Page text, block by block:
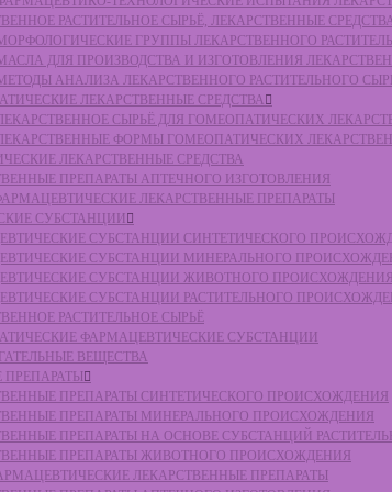
РАСТИТЕЛЬНОЕ СЫРЬЁ, ЛЕКАРСТВЕННЫЕ
МОРФОЛОГИЧЕСКИЕ ГРУППЫ ЛЕКАРСТВЕННОГО
МАСЛА ДЛЯ ПРОИЗВОДСТВА И ИЗГОТОВЛЕНИЯ
МЕТОДЫ АНАЛИЗА ЛЕКАРСТВЕННОГО РАСТИТЕЛЬНОГО
ЛЕКАРСТВЕННЫЕ СРЕДСТВА
ЛЕКАРСТВЕННОЕ СЫРЬЁ ДЛЯ ГОМЕОПАТИЧЕСКИХ
ЛЕКАРСТВЕННЫЕ ФОРМЫ ГОМЕОПАТИЧЕСКИХ
ЛЕКАРСТВЕННЫЕ СРЕДСТВА
ПРЕПАРАТЫ АПТЕЧНОГО ИЗГОТОВЛЕНИЯ
ЛЕКАРСТВЕННЫЕ ПРЕПАРАТЫ
СУБСТАНЦИИ
СУБСТАНЦИИ СИНТЕТИЧЕСКОГО
СУБСТАНЦИИ МИНЕРАЛЬНОГО
СУБСТАНЦИИ ЖИВОТНОГО ПРОИСХОЖДЕНИЯ
СУБСТАНЦИИ РАСТИТЕЛЬНОГО
РАСТИТЕЛЬНОЕ СЫРЬЁ
ФАРМАЦЕВТИЧЕСКИЕ СУБСТАНЦИИ
ВЕЩЕСТВА
ПРЕПАРАТЫ
ПРЕПАРАТЫ СИНТЕТИЧЕСКОГО ПРОИСХОЖДЕНИЯ
ПРЕПАРАТЫ МИНЕРАЛЬНОГО ПРОИСХОЖДЕНИЯ
ПРЕПАРАТЫ НА ОСНОВЕ СУБСТАНЦИЙ
ПРЕПАРАТЫ ЖИВОТНОГО ПРОИСХОЖДЕНИЯ
ЛЕКАРСТВЕННЫЕ ПРЕПАРАТЫ